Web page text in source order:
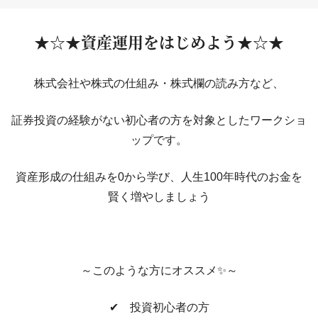
★☆★資産運用をはじめよう★☆★
株式会社や株式の仕組み・株式欄の読み方など、
証券投資の経験がない初心者の方を対象としたワークショ
ップです。
資産形成の仕組みを0から学び、人生100年時代のお金を
賢く増やしましょう
～このような方にオススメ✨～
✔ 投資初心者の方